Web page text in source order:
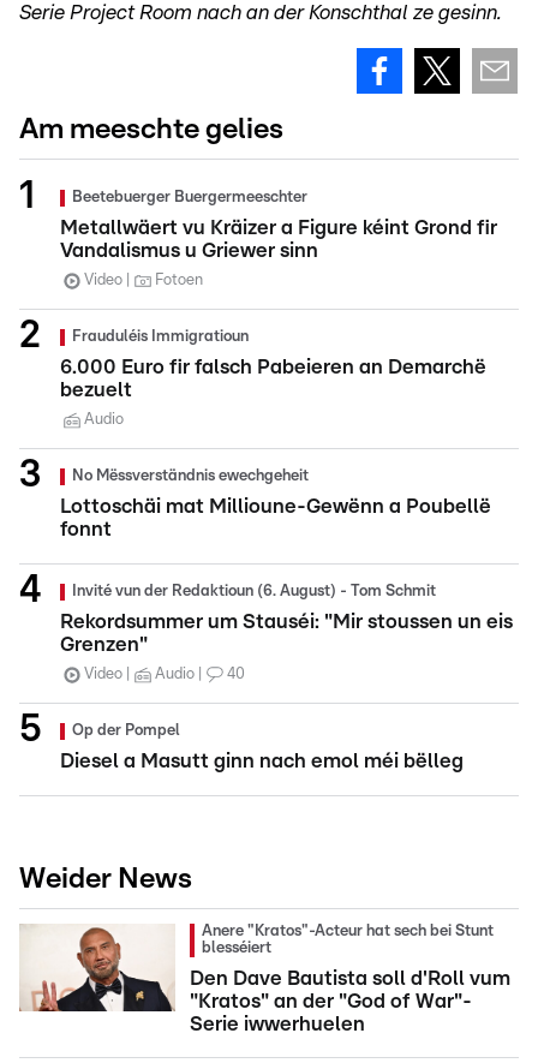
Serie Project Room nach an der Konschthal ze gesinn.
Am meeschte gelies
Beetebuerger Buergermeeschter
Metallwäert vu Kräizer a Figure kéint Grond fir
Vandalismus u Griewer sinn
Video Fotoen
Frauduléis Immigratioun
6.000 Euro fir falsch Pabeieren an Demarchë
bezuelt
Audio
No Mëssverständnis ewechgeheit
Lottoschäi mat Millioune-Gewënn a Poubellë
fonnt
Invité vun der Redaktioun (6. August) - Tom Schmit
Rekordsummer um Stauséi: "Mir stoussen un eis
Grenzen"
Video Audio 40
Op der Pompel
Diesel a Masutt ginn nach emol méi bëlleg
Weider News
Anere "Kratos"-Acteur hat sech bei Stunt
blesséiert
Den Dave Bautista soll d'Roll vum
"Kratos" an der "God of War"-
Serie iwwerhuelen